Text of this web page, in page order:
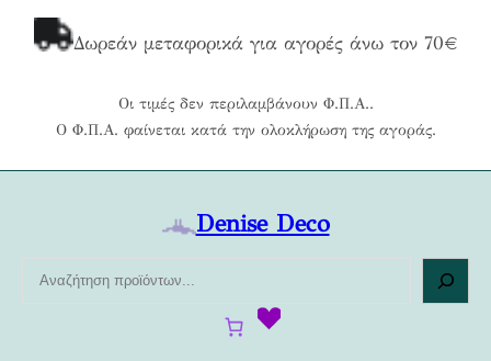
Δωρεάν μεταφορικά για αγορές άνω τον 70€
Οι τιμές δεν περιλαμβάνουν Φ.Π.Α..
Ο Φ.Π.Α. φαίνεται κατά την ολοκλήρωση της αγοράς.
Denise Deco